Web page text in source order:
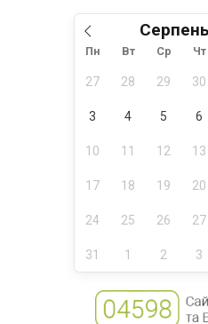
Серпень
Пн Вт Ср Чт
27 28 29 30
3 4 5 6
10 11 12 13
17 18 19 20
24 25 26 27
31 1 2 3